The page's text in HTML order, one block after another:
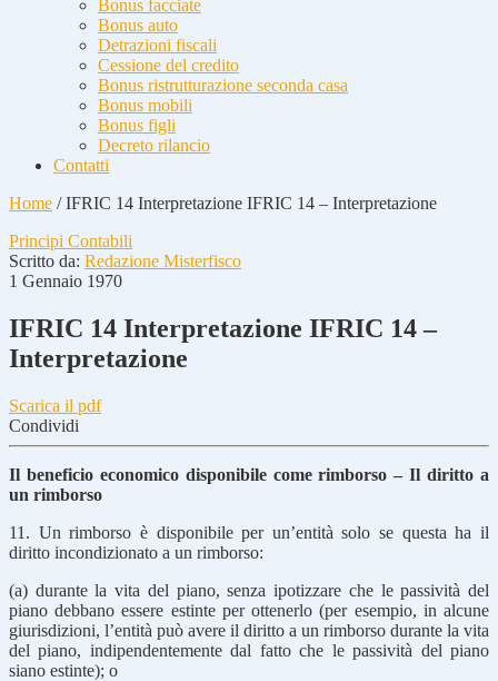
Bonus facciate
Bonus auto
Detrazioni fiscali
Cessione del credito
Bonus ristrutturazione seconda casa
Bonus mobili
Bonus figli
Decreto rilancio
Contatti
Home /IFRIC 14 Interpretazione IFRIC 14 – Interpretazione
Principi Contabili
Scritto da: Redazione Misterfisco
1 Gennaio 1970
IFRIC 14 Interpretazione IFRIC 14 –
Interpretazione
Scarica il pdf
Condividi
Il beneficio economico disponibile come rimborso – Il diritto a
un rimborso
11. Un rimborso è disponibile per un’entità solo se questa ha il
diritto incondizionato a un rimborso:
(a) durante la vita del piano, senza ipotizzare che le passività del
piano debbano essere estinte per ottenerlo (per esempio, in alcune
giurisdizioni, l’entità può avere il diritto a un rimborso durante la vita
del piano, indipendentemente dal fatto che le passività del piano
siano estinte); o